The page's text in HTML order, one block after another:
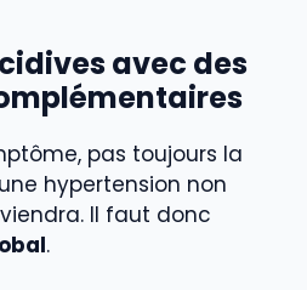
avec des
pas toujours la
hypertension non
Il faut donc
.